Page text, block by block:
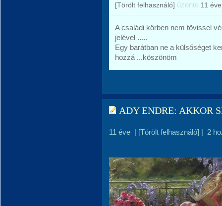
[Törölt felhasználó] üzente 11 éve
A családi körben nem tövissel
jelével .....
Egy barátban ne a külsőséget
hozzá ...köszönöm
ADY ENDRE: AKKOR
11 éve | [Törölt felhasználó] | 2